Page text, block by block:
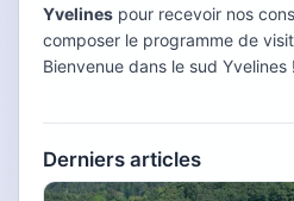
Yvelines pour recevoir nos
composer le programme de
Bienvenue dans le sud Yvelines !
Derniers articles